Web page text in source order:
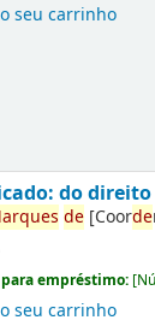
seu carrinho
do
de [Coorde
empréstimo: [
seu carrinho